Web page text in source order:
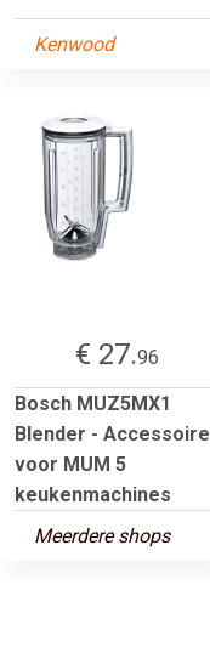
Kenwood
€ 27.96
Bosch MUZ5MX1
Blender - Accessoire
voor MUM 5
keukenmachines
Meerdere shops